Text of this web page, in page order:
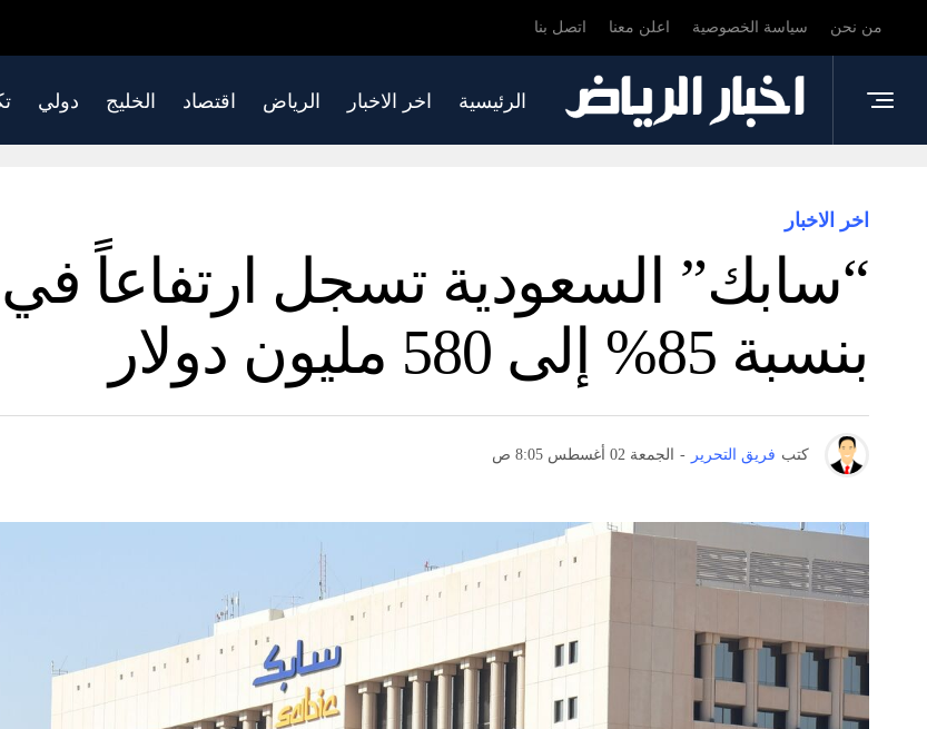
من نحن سياسة الخصوصية اعلن معنا اتصل بنا
الرئيسية اخر الاخبار الرياض اقتصاد الخليج دولي
اخر الاخبار
“سابك” السعودية تسجل ارتفاعاً في
بنسبة 85% إلى 580 مليون دولار
كتب فريق التحرير - الجمعة 02 أغسطس 8:05 ص